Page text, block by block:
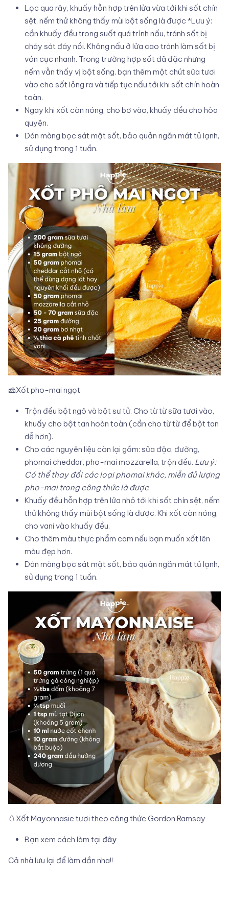
Lọc qua rây, khuấy hỗn hợp trên lửa vừa tới khi sốt chín
sệt, nếm thử không thấy mùi bột sống là được *Lưu ý:
cần khuấy đều trong suốt quá trình nấu, tránh sốt bị
cháy sát đáy nồi. Không nấu ở lửa cao tránh làm sốt bị
vón cục nhanh. Trong trường hợp sốt đã đặc nhưng
nếm vẫn thấy vị bột sống, bạn thêm một chút sữa tươi
vào cho sốt lỏng ra và tiếp tục nấu tới khi sốt chín hoàn
toàn.
Ngay khi xốt còn nóng, cho bơ vào, khuấy đều cho hòa
quyện.
Dán màng bọc sát mặt sốt, bảo quản ngăn mát tủ lạnh,
sử dụng trong 1 tuần.
🧀Xốt pho-mai ngọt
Trộn đều bột ngô và bột sư tử. Cho từ từ sữa tươi vào,
khuấy cho bột tan hoàn toàn (cần cho từ từ để bột tan
dễ hơn).
Cho các nguyên liệu còn lại gồm: sữa đặc, đường,
phomai cheddar, pho-mai mozzarella, trộn đều. Lưu ý:
Có thể thay đổi các loại phomai khác, miễn đủ lượng
pho-mai trong công thức là được
Khuấy đều hỗn hợp trên lửa nhỏ tới khi sốt chín sệt, nếm
thử không thấy mùi bột sống là được. Khi xốt còn nóng,
cho vani vào khuấy đều.
Cho thêm màu thực phẩm cam nếu bạn muốn xốt lên
màu đẹp hơn.
Dán màng bọc sát mặt sốt, bảo quản ngăn mát tủ lạnh,
sử dụng trong 1 tuần.
🥚Xốt Mayonnasie tươi theo công thức Gordon Ramsay
Bạn xem cách làm tại đây
Cả nhà lưu lại để làm dần nha!!